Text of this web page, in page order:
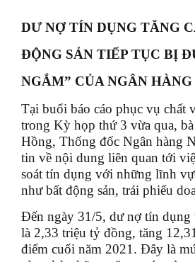
DƯ NỢ TÍN DỤNG TĂNG
ĐỘNG SẢN TIẾP TỤC BỊ
NGẮM” CỦA NGÂN
Tại buổi báo cáo phục vụ chất
trong Kỳ họp thứ 3 vừa qua,
Hồng, Thống đốc Ngân hàng
tin về nội dung liên quan tới
soát tín dụng với những lĩnh
như bất động sản, trái phiếu
Đến ngày 31/5, dư nợ tín dụng
là 2,33 triệu tỷ đồng, tăng
điểm cuối năm 2021. Đây là